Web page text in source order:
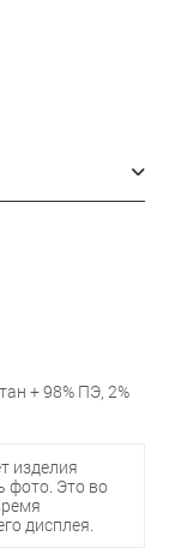
+ 98% ПЭ, 2%
изделия
фото. Это во
дисплея.